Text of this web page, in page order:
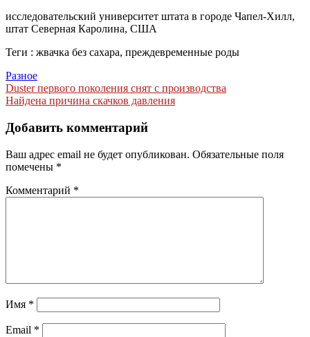
исследовательский университет штата в городе Чапел-Хилл,
штат Северная Каролина, США
Теги : жвачка без сахара, преждевременные роды
Разное
Навигация
по
записям
Duster первого поколения снят с производства
Найдена причина скачков давления
Добавить комментарий
Ваш адрес email не будет опубликован. Обязательные поля
помечены *
Комментарий *
Имя *
Email *